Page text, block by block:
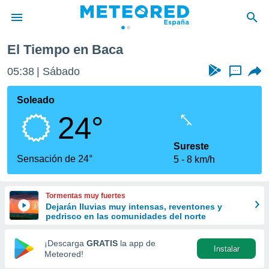
de
por
que se
calidad.
a este
las
y
forma
digital
basada
El Tiempo en Baca
05:38 Sábado ...
Soleado
24°
Sensación de 24°
Sureste
5
8 km/h
Tormentas muy fuertes
Dejarán lluvias muy intensas, reventones y
pedrisco en las comunidades del norte
¡Descarga GRATIS la app de
Meteored!
Instalar